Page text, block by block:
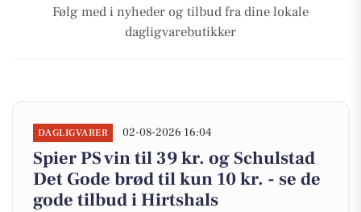
Følg med i nyheder og tilbud fra dine lokale
dagligvarebutikker
DAGLIGVARER 02-08-2026 16:04
Spier PS vin til 39 kr. og Schulstad
Det Gode brød til kun 10 kr. - se de
gode tilbud i Hirtshals